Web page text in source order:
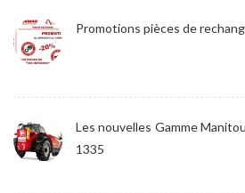
Promotions pièces de
Les nouvelles Gamme
1335